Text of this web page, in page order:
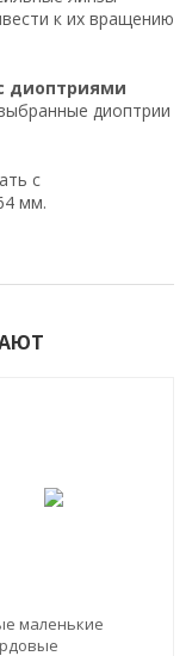
к их вращению
диоптриями
диоптрии
с
мм.
маленькие